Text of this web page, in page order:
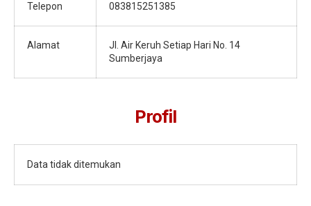
Telepon 083815251385
Alamat
Jl. Air Keruh Setiap Hari No. 14
Sumberjaya
Profil
Data tidak ditemukan